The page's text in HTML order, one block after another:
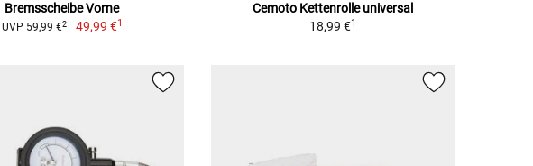
Bremsscheibe Vorne
UVP 59,99 €2 49,99 €1
Cemoto Kettenrolle universal
18,99 €1